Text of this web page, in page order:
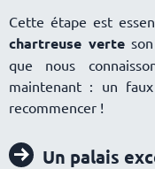
Cette étape est
chartreuse verteson
que nous
maintenant : un
recommencer !
Un palais